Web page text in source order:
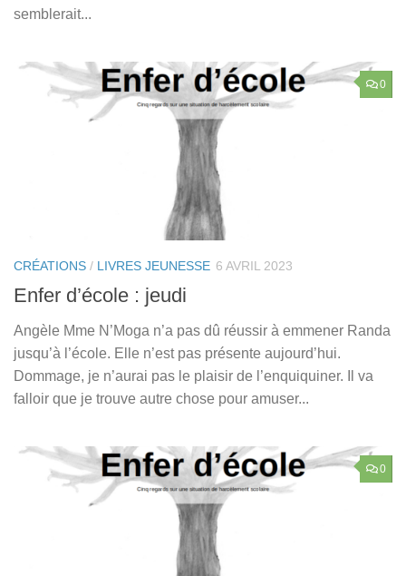
semblerait...
0
CRÉATIONS / LIVRES JEUNESSE 6 AVRIL 2023
Enfer d’école : jeudi
Angèle Mme N’Moga n’a pas dû réussir à emmener Randa
jusqu’à l’école. Elle n’est pas présente aujourd’hui.
Dommage, je n’aurai pas le plaisir de l’enquiquiner. Il va
falloir que je trouve autre chose pour amuser...
0